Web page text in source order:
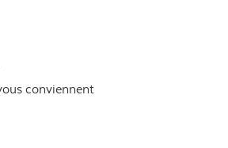
conviennent
numéros, contactez-nous par